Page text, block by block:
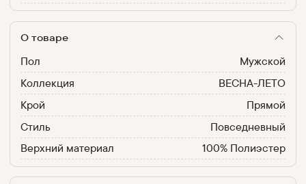
О товаре
Пол
Мужской
Коллекция
ВЕСНА-ЛЕТО
Крой
Прямой
Стиль
Повседневный
Верхний материал
100% Полиэстер